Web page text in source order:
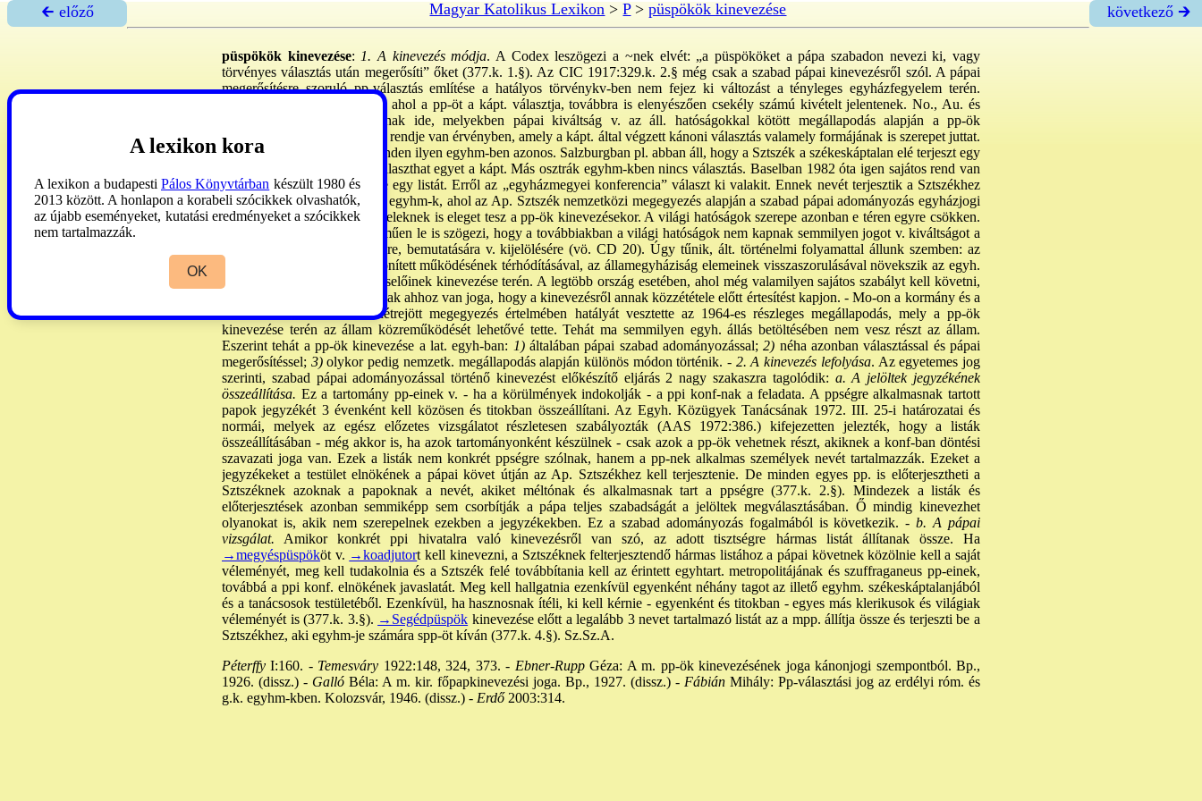
🡰 előző Magyar Katolikus Lexikon >P>püspökök kinevezése következő 🡲
püspökök kinevezése: 1. A kinevezés módja. A Codex leszögezi a ~nek elvét: „a püspököket a pápa szabadon nevezi ki, vagy
törvényes választás után megerősíti” őket (377.k. 1.§). Az CIC 1917:329.k. 2.§ még csak a szabad pápai kinevezésről szól. A pápai
megerősítésre szoruló pp-választás említése a hatályos törvénykv-ben nem fejez ki változást a tényleges egyházfegyelem terén.
Valójában azok az egyhm-k, ahol a pp-öt a kápt. választja, továbbra is elenyészően csekély számú kivételt jelentenek. No., Au. és
Svájc egyes ppségei tartoznak ide, melyekben pápai kiváltság v. az áll. hatóságokkal kötött megállapodás alapján a pp-ök
kiválasztásának olyan sajátos rendje van érvényben, amely a kápt. által végzett kánoni választás valamely formájának is szerepet juttat.
Ez a szerep azonban nem minden ilyen egyhm-ben azonos. Salzburgban pl. abban áll, hogy a Sztszék a székeskáptalan elé terjeszt egy
3 jelöltből álló listát. Erről választhat egyet a kápt. Más osztrák egyhm-kben nincs választás. Baselban 1982 óta igen sajátos rend van
érvényben: a kápt. állít össze egy listát. Erről az „egyházmegyei konferencia” választ ki valakit. Ennek nevét terjesztik a Sztszékhez
megerősítésre. Vannak olyan egyhm-k, ahol az Ap. Sztszék nemzetközi megegyezés alapján a szabad pápai adományozás egyházjogi
lépésein kívül még más feltételeknek is eleget tesz a pp-ök kinevezésekor. A világi hatóságok szerepe azonban e téren egyre csökken.
A CIC 377.k. 5.§-a egyértelműen le is szögezi, hogy a továbbiakban a világi hatóságok nem kapnak semmilyen jogot v. kiváltságot a
pp-ök választására, nevezésére, bemutatására v. kijelölésére (vö. CD 20). Úgy tűnik, ált. történelmi folyamattal állunk szemben: az
egyháznak az államtól elkülönített működésének térhódításával, az államegyháziság elemeinek visszaszorulásával növekszik az egyh.
függetlensége saját tisztségviselőinek kinevezése terén. A legtöbb ország esetében, ahol még valamilyen sajátos szabályt kell követni,
az államnak már többnyire csak ahhoz van joga, hogy a kinevezésről annak közzététele előtt értesítést kapjon. - Mo-on a kormány és a
Sztszék közt 1990. II. 9: létrejött megegyezés értelmében hatályát vesztette az 1964-es részleges megállapodás, mely a pp-ök
kinevezése terén az állam közreműködését lehetővé tette. Tehát ma semmilyen egyh. állás betöltésében nem vesz részt az állam.
Eszerint tehát a pp-ök kinevezése a lat. egyh-ban: 1)általában pápai szabad adományozással; 2) néha azonban választással és pápai
megerősítéssel; 3)olykor pedig nemzetk. megállapodás alapján különös módon történik. - 2. A kinevezés lefolyása. Az egyetemes jog
szerinti, szabad pápai adományozással történő kinevezést előkészítő eljárás 2 nagy szakaszra tagolódik: a. A jelöltek jegyzékének
összeállítása. Ez a tartomány pp-einek v. - ha a körülmények indokolják - a ppi konf-nak a feladata. A ppségre alkalmasnak tartott
papok jegyzékét 3 évenként kell közösen és titokban összeállítani. Az Egyh. Közügyek Tanácsának 1972. III. 25-i határozatai és
normái, melyek az egész előzetes vizsgálatot részletesen szabályozták (AAS 1972:386.) kifejezetten jelezték, hogy a listák
összeállításában - még akkor is, ha azok tartományonként készülnek - csak azok a pp-ök vehetnek részt, akiknek a konf-ban döntési
szavazati joga van. Ezek a listák nem konkrét ppségre szólnak, hanem a pp-nek alkalmas személyek nevét tartalmazzák. Ezeket a
jegyzékeket a testület elnökének a pápai követ útján az Ap. Sztszékhez kell terjesztenie. De minden egyes pp. is előterjesztheti a
Sztszéknek azoknak a papoknak a nevét, akiket méltónak és alkalmasnak tart a ppségre (377.k. 2.§). Mindezek a listák és
előterjesztések azonban semmiképp sem csorbítják a pápa teljes szabadságát a jelöltek megválasztásában. Ő mindig kinevezhet
olyanokat is, akik nem szerepelnek ezekben a jegyzékekben. Ez a szabad adományozás fogalmából is következik. - b. A pápai
vizsgálat. Amikor konkrét ppi hivatalra való kinevezésről van szó, az adott tisztségre hármas listát állítanak össze. Ha
→megyéspüspököt v. →koadjutort kell kinevezni, a Sztszéknek felterjesztendő hármas listához a pápai követnek közölnie kell a saját
véleményét, meg kell tudakolnia és a Sztszék felé továbbítania kell az érintett egyhtart. metropolitájának és szuffraganeus pp-einek,
továbbá a ppi konf. elnökének javaslatát. Meg kell hallgatnia ezenkívül egyenként néhány tagot az illető egyhm. székeskáptalanjából
és a tanácsosok testületéből. Ezenkívül, ha hasznosnak ítéli, ki kell kérnie - egyenként és titokban - egyes más klerikusok és világiak
véleményét is (377.k. 3.§). →Segédpüspök kinevezése előtt a legalább 3 nevet tartalmazó listát az a mpp. állítja össze és terjeszti be a
Sztszékhez, aki egyhm-je számára spp-öt kíván (377.k. 4.§). Sz.Sz.A.
Péterffy I:160. -Temesváry 1922:148, 324, 373. - Ebner-RuppGéza: A m. pp-ök kinevezésének joga kánonjogi szempontból. Bp.,
1926. (dissz.) - Galló Béla: A m. kir. főpapkinevezési joga. Bp., 1927. (dissz.) - Fábián Mihály: Pp-választási jog az erdélyi róm. és
g.k. egyhm-kben. Kolozsvár, 1946. (dissz.) - Erdő 2003:314.
A lexikon kora
A lexikon a budapesti Pálos Könyvtárban készült 1980 és
2013 között. A honlapon a korabeli szócikkek olvashatók,
az újabb eseményeket, kutatási eredményeket a szócikkek
nem tartalmazzák.
OK